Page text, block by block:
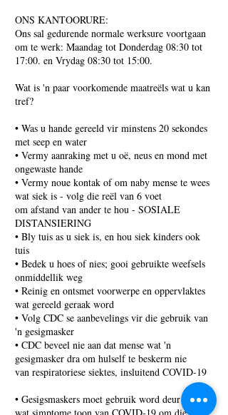
ONS KANTOORURE:
Ons sal gedurende normale werksure voortgaan
om te werk: Maandag tot Donderdag 08:30 tot
17:00. en Vrydag 08:30 tot 15:00.
Wat is 'n paar voorkomende maatreëls wat u kan
tref?
• Was u hande gereeld vir minstens 20 sekondes
met seep en water
• Vermy aanraking met u oë, neus en mond met
ongewaste hande
• Vermy noue kontak of om naby mense te wees
wat siek is - volg die reël van 6 voet
om afstand van ander te hou - SOSIALE
DISTANSIERING
• Bly tuis as u siek is, en hou siek kinders ook
tuis
• Bedek u hoes of nies; gooi gebruikte weefsels
onmiddellik weg
• Reinig en ontsmet voorwerpe en oppervlaktes
wat gereeld geraak word
• Volg CDC se aanbevelings vir die gebruik van
'n gesigmasker
• CDC beveel nie aan dat mense wat 'n
gesigmasker dra om hulself te beskerm nie
van respiratoriese siektes, insluitend COVID-19
• Gesigsmaskers moet gebruik word deur mense